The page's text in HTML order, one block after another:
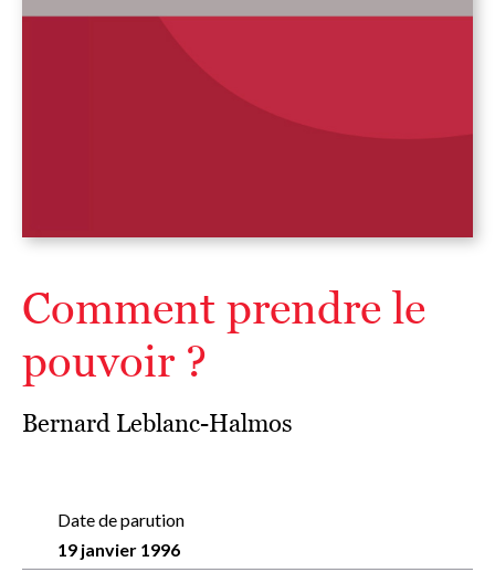
Comment prendre le
pouvoir ?
Bernard Leblanc-Halmos
Date de parution
19 janvier 1996